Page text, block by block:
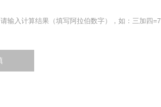
请输入计算结果（填写阿拉伯数字），如：三加四=7